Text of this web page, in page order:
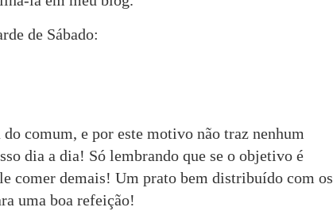
de Sábado:
do comum, e por este motivo não traz nenhum
dia a dia! Só lembrando que se o objetivo é
comer demais! Um prato bem distribuído com os
uma boa refeição!